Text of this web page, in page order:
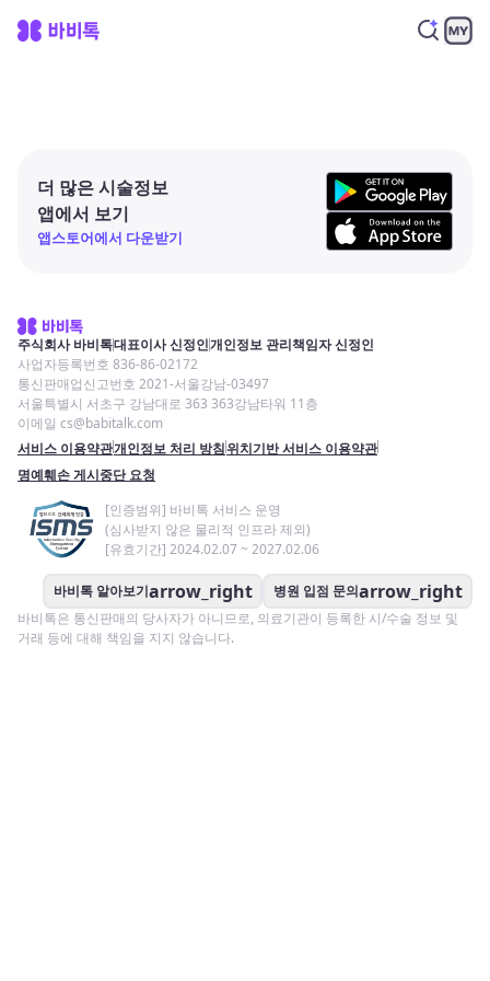
더 많은 시술정보
앱에서 보기
앱스토어에서 다운받기
주식회사 바비톡대표이사 신정인개인정보 관리책임자 신정인
사업자등록번호 836-86-02172
통신판매업신고번호 2021-서울강남-03497
서울특별시 서초구 강남대로 363 363강남타워 11층
이메일 cs@babitalk.com
서비스 이용약관개인정보 처리 방침위치기반 서비스 이용약관
명예훼손 게시중단 요청
[인증범위] 바비톡 서비스 운영
(심사받지 않은 물리적 인프라 제외)
[유효기간] 2024.02.07 ~ 2027.02.06
바비톡 알아보기arrow_right 병원 입점 문의arrow_right
바비톡은 통신판매의 당사자가 아니므로, 의료기관이 등록한 시/수술 정보 및
거래 등에 대해 책임을 지지 않습니다.